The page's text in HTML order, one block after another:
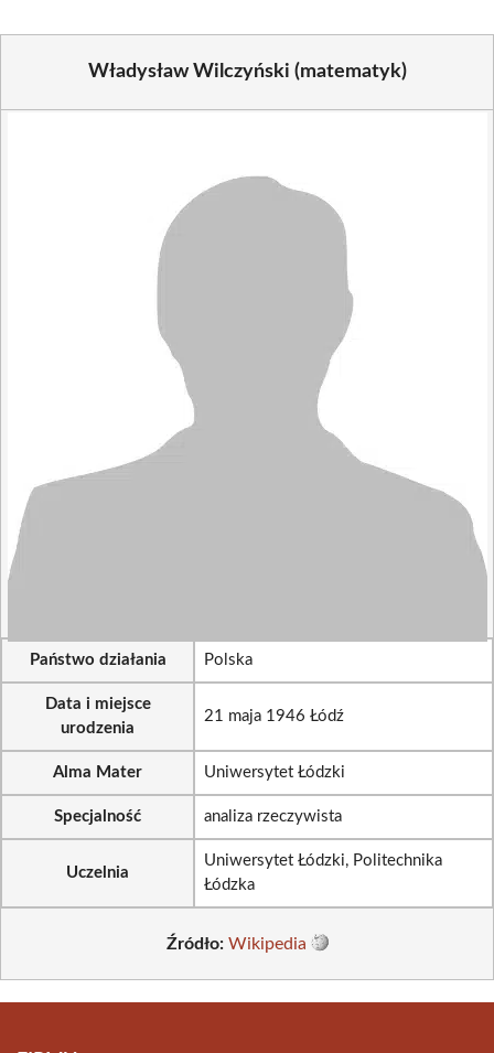
Władysław Wilczyński (matematyk)
Państwo działania Polska
Data i miejsce
urodzenia
21 maja 1946 Łódź
Alma Mater Uniwersytet Łódzki
Specjalność analiza rzeczywista
Uczelnia
Uniwersytet Łódzki, Politechnika
Łódzka
Źródło: Wikipedia